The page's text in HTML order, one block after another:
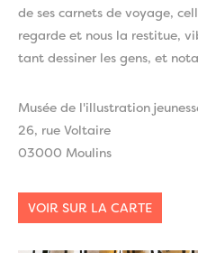
de ses carnets de voyage,
regarde et nous la restitue,
tant dessiner les gens, et
Musée de l'illustration
26, rue Voltaire
03000 Moulins
VOIR SUR LA CARTE